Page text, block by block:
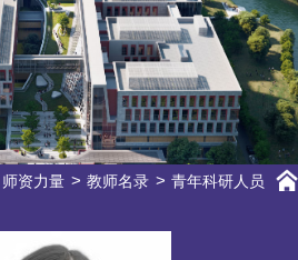
师资力量 教师名录 青年科研人员